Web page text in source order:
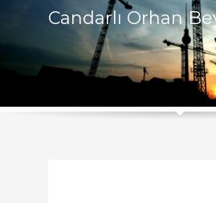
Candarlı Orhan